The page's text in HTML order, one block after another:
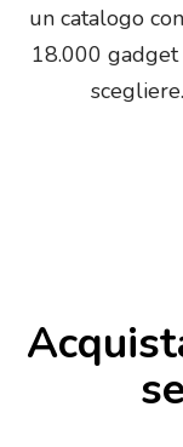
un catalogo
18.000 gadget
scegliere.